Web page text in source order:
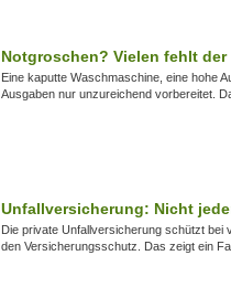
Notgroschen? Vielen fehlt
Eine kaputte Waschmaschine, eine hohe
Ausgaben nur unzureichend vorbereitet.
Unfallversicherung: Nicht
Die private Unfallversicherung schützt bei
den Versicherungsschutz. Das zeigt ein